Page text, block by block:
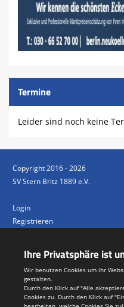
Termine
Leider sind noch keine
Copyright 2016 - 2026
SV Stern Britz 1889 e.V.
Login
Registrieren
Datenschutzerklärung
Teamsports 2
Dein Sportverein online